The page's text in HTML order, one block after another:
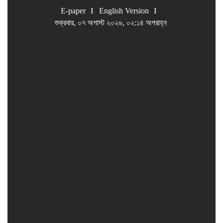
E-paper
English Version
শুক্রবার, ০৭ অগাস্ট ২০২৬, ০২:১৪ অপরাহ্ন